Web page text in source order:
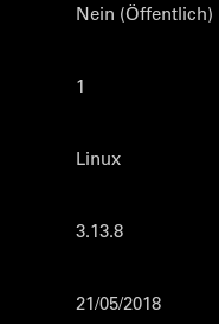
Nein (Öffentlich)
1
Linux
3.13.8
21/05/2018